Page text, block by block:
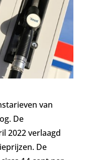
van
De
2022 verlaagd
De